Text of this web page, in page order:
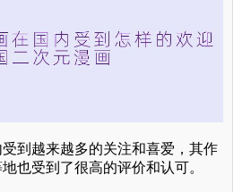
到越来越多的关注和喜爱，其作
也受到了很高的评价和认可。